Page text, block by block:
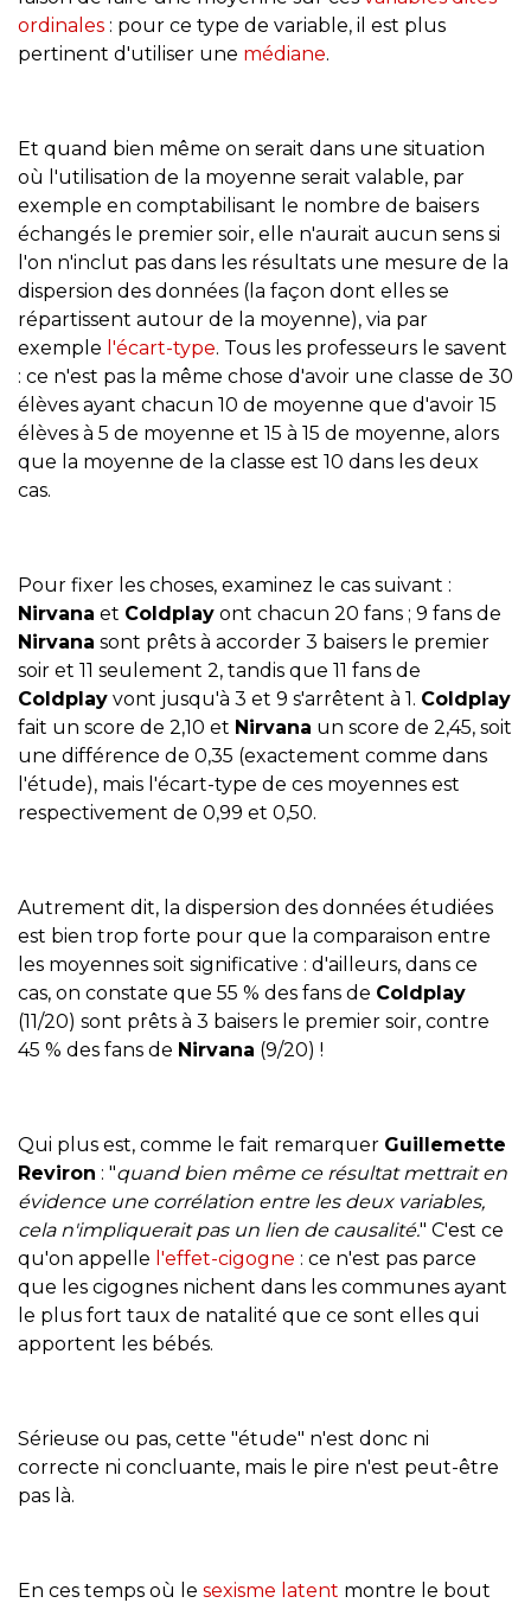
ordinales : pour ce type de variable, il est plus
pertinent d'utiliser une médiane.
Et quand bien même on serait dans une situation
où l'utilisation de la moyenne serait valable, par
exemple en comptabilisant le nombre de baisers
échangés le premier soir, elle n'aurait aucun sens si
l'on n'inclut pas dans les résultats une mesure de la
dispersion des données (la façon dont elles se
répartissent autour de la moyenne), via par
exemple l'écart-type. Tous les professeurs le savent
: ce n'est pas la même chose d'avoir une classe de 30
élèves ayant chacun 10 de moyenne que d'avoir 15
élèves à 5 de moyenne et 15 à 15 de moyenne, alors
que la moyenne de la classe est 10 dans les deux
cas.
Pour fixer les choses, examinez le cas suivant :
Nirvana et Coldplay ont chacun 20 fans ; 9 fans de
Nirvana sont prêts à accorder 3 baisers le premier
soir et 11 seulement 2, tandis que 11 fans de
Coldplay vont jusqu'à 3 et 9 s'arrêtent à 1. Coldplay
fait un score de 2,10 et Nirvana un score de 2,45, soit
une différence de 0,35 (exactement comme dans
l'étude), mais l'écart-type de ces moyennes est
respectivement de 0,99 et 0,50.
Autrement dit, la dispersion des données étudiées
est bien trop forte pour que la comparaison entre
les moyennes soit significative : d'ailleurs, dans ce
cas, on constate que 55 % des fans de Coldplay
(11/20) sont prêts à 3 baisers le premier soir, contre
45 % des fans de Nirvana (9/20) !
Qui plus est, comme le fait remarquer Guillemette
Reviron : "quand bien même ce résultat mettrait en
évidence une corrélation entre les deux variables,
cela n'impliquerait pas un lien de causalité." C'est ce
qu'on appelle l'effet-cigogne : ce n'est pas parce
que les cigognes nichent dans les communes ayant
le plus fort taux de natalité que ce sont elles qui
apportent les bébés.
Sérieuse ou pas, cette "étude" n'est donc ni
correcte ni concluante, mais le pire n'est peut-être
pas là.
En ces temps où le sexisme latent montre le bout